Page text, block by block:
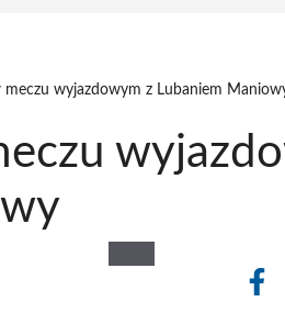
meczu wyjazdowym z Lubaniem